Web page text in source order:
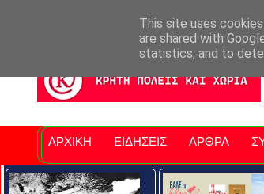
Νομός Λασιθίου
ΑΡΧΙΚΗ ΕΙΔΗΣΕΙΣ ΑΡΘΡΑ
This site uses
are shared with
statistics, and to